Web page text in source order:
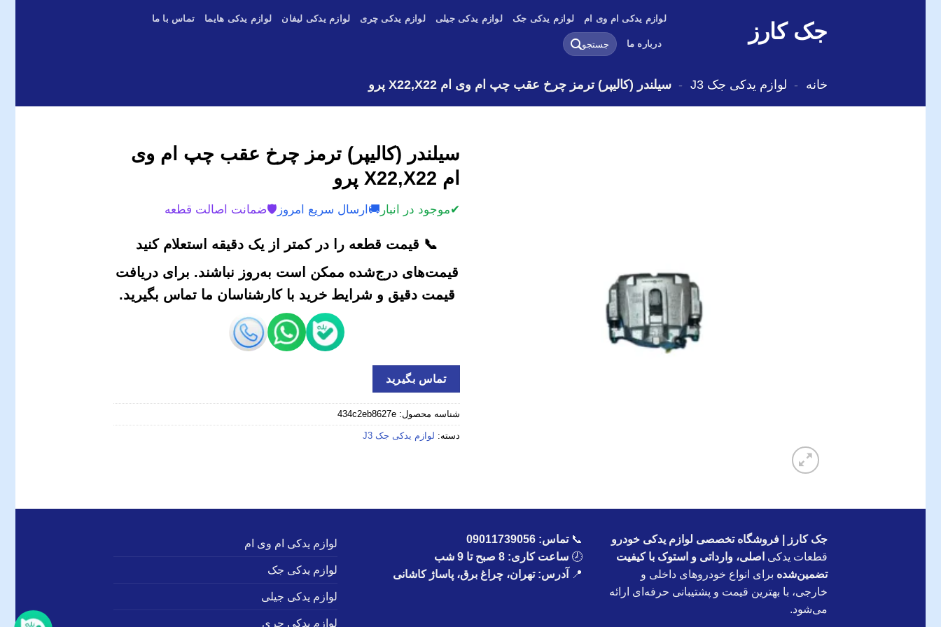
جک کارز
لوازم یدکی ام وی ام لوازم یدکی جک لوازم یدکی جیلی لوازم یدکی چری لوازم یدکی لیفان لوازم یدکی هایما تماس با ما
درباره ما
جستجو
برای:
خانه - لوازم یدکی جک J3 - سیلندر (کالیپر) ترمز چرخ عقب چپ ام وی ام X22,X22 پرو
سیلندر (کالیپر) ترمز چرخ عقب چپ ام وی
ام X22,X22 پرو
✔موجود در انبار 🚚 ارسال سریع امروز 🛡️ضمانت اصالت قطعه
📞 قیمت قطعه را در کمتر از یک دقیقه استعلام کنید
قیمت‌های درج‌شده ممکن است به‌روز نباشند. برای دریافت
قیمت دقیق و شرایط خرید با کارشناسان ما تماس بگیرید.
تماس بگیرید
شناسه محصول: 434c2eb8627e
دسته: لوازم یدکی جک J3
جک کارز | فروشگاه تخصصی لوازم یدکی خودرو
قطعات یدکی اصلی، وارداتی و استوک با کیفیت
تضمین‌شده برای انواع خودروهای داخلی و
خارجی، با بهترین قیمت و پشتیبانی حرفه‌ای ارائه
می‌شود.
📞تماس: 09011739056
🕗 ساعت کاری: 8 صبح تا 9 شب
📍
آدرس: تهران، چراغ برق، پاساژ کاشانی
لوازم یدکی ام وی ام
لوازم یدکی جک
لوازم یدکی جیلی
لوازم یدکی چری